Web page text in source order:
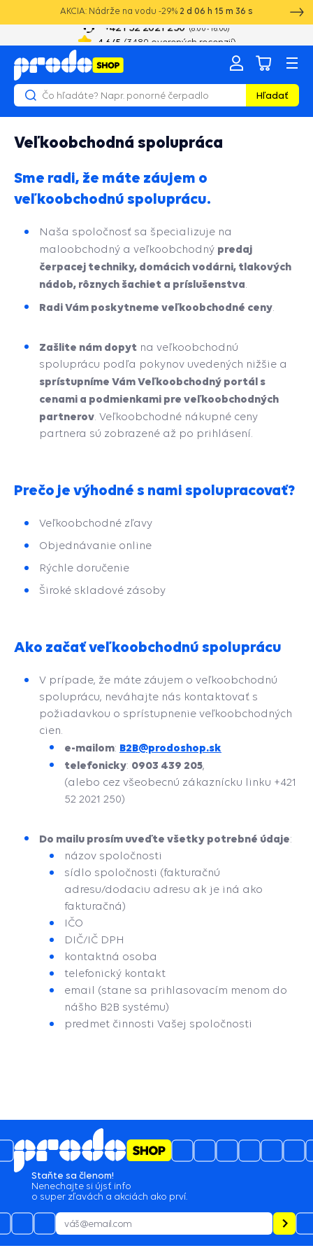
AKCIA: Nádrže na vodu -29% 2 d 06 h 15 m 36 s
+421 52 2021 250 8:00 - 16:00
4.6 /5 (3489 overených recenzií)
Hľadať
Veľkoobchodná spolupráca
Sme radi, že máte záujem o
veľkoobchodnú spoluprácu.
Naša spoločnosť sa špecializuje na
maloobchodný a veľkoobchodný predaj
čerpacej techniky, domácich vodárni, tlakových
nádob, rôznych šachiet a príslušenstva
Radi Vám poskytneme veľkoobchodné ceny
Zašlite nám dopyt na veľkoobchodnú
spoluprácu podľa pokynov uvedených nižšie a
sprístupníme Vám Veľkoobchodný portál s
cenami a podmienkami pre veľkoobchodných
partnerov . Veľkoobchodné nákupné ceny
partnera sú zobrazené až po prihlásení.
Prečo je výhodné s nami spolupracovať?
Veľkoobchodné zľavy
Objednávanie online
Rýchle doručenie
Široké skladové zásoby
Ako začať veľkoobchodnú spoluprácu
V prípade, že máte záujem o veľkoobchodnú
spoluprácu, neváhajte nás kontaktovať s
požiadavkou o sprístupnenie veľkoobchodných
cien.
e-mailom: B2B@prodoshop.sk
telefonicky: 0903 439 205,
(alebo cez všeobecnú zákaznícku linku +421
52 2021 250)
Do mailu prosím uveďte všetky potrebné údaje:
názov spoločnosti
sídlo spoločnosti (fakturačnú
adresu/dodaciu adresu ak je iná ako
fakturačná)
IČO
DIČ/IČ DPH
kontaktná osoba
telefonický kontakt
email (stane sa prihlasovacím menom do
nášho B2B systému)
predmet činnosti Vašej spoločnosti
4.6/5
3489názory